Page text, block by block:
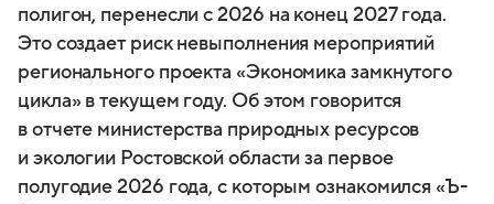
полигон, перенесли с 2026 на конец 2027 года.
Это создает риск невыполнения мероприятий
регионального проекта «Экономика замкнутого
цикла» в текущем году. Об этом говорится
в отчете министерства природных ресурсов
и экологии Ростовской области за первое
полугодие 2026 года, с которым ознакомился «Ъ-